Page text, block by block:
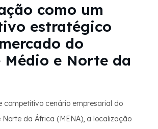
como um
estratégico
do
Médio e Norte da
competitivo cenário empresarial do
Norte da África (MENA), a localização